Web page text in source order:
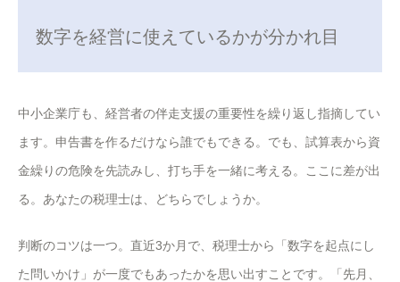
数字を経営に使えているかが分かれ目
中小企業庁も、経営者の伴走支援の重要性を繰り返し指摘してい
ます。申告書を作るだけなら誰でもできる。でも、試算表から資
金繰りの危険を先読みし、打ち手を一緒に考える。ここに差が出
る。あなたの税理士は、どちらでしょうか。
判断のコツは一つ。直近3か月で、税理士から「数字を起点にし
た問いかけ」が一度でもあったかを思い出すことです。「先月、